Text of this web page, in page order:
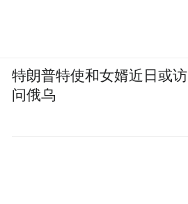
特朗普特使和女婿近日或访
问俄乌